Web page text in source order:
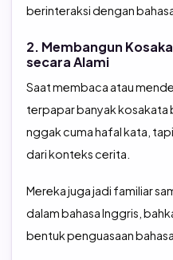
berinteraksi dengan
2. Membangun
secara Alami
Saat membaca atau
terpapar banyak kosakata
nggak cuma hafal kata,
dari konteks cerita.
Mereka juga jadi familiar
dalam bahasa Inggris,
bentuk penguasaan